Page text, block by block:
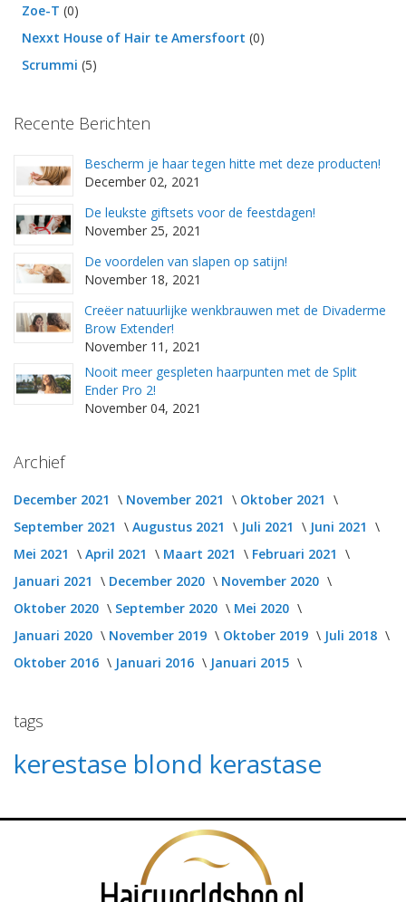
Zoe-T (0)
Nexxt House of Hair te Amersfoort (0)
Scrummi (5)
Recente Berichten
Bescherm je haar tegen hitte met deze producten!
December 02, 2021
De leukste giftsets voor de feestdagen!
November 25, 2021
De voordelen van slapen op satijn!
November 18, 2021
Creëer natuurlijke wenkbrauwen met de Divaderme
Brow Extender!
November 11, 2021
Nooit meer gespleten haarpunten met de Split
Ender Pro 2!
November 04, 2021
Archief
December 2021 November 2021
Oktober 2021
September 2021
Augustus 2021 Juli 2021
Juni 2021
Mei 2021
April 2021 Maart 2021
Februari 2021
Januari 2021
December 2020
November 2020
Oktober 2020
September 2020
Mei 2020
Januari 2020
November 2019 Oktober 2019
Juli 2018
Oktober 2016
Januari 2016 Januari 2015
tags
kerestase blond kerastase